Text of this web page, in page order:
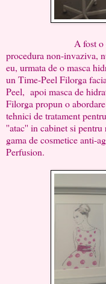
A fost o
procedura non-invaziva,
eu, urmata de o masca
un Time-Peel Filorga
Peel, apoi masca de
Filorga propun o
tehnici de tratament
''atac'' in cabinet si pentru
gama de cosmetice anti-
Perfusion.